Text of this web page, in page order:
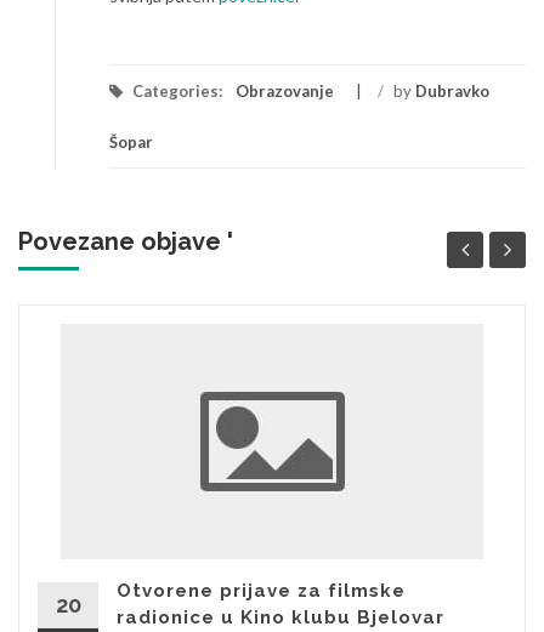
Categories: Obrazovanje / by Dubravko
Šopar
Povezane objave '
20
Otvorene prijave za filmske
radionice u Kino klubu Bjelovar